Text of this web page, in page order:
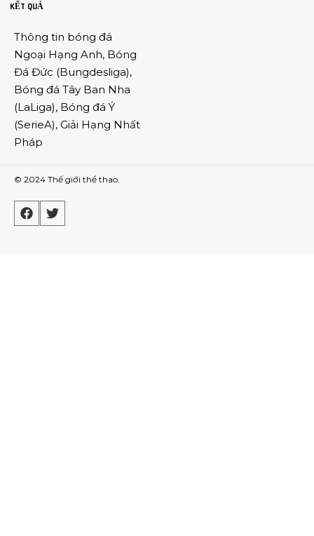
KẾT QUẢ
Thông tin bóng đá
Ngoại Hạng Anh, Bóng
Đá Đức (Bungdesliga),
Bóng đá Tây Ban Nha
(LaLiga), Bóng đá Ý
(SerieA), Giải Hạng Nhất
Pháp
© 2024 Thế giới thể thao